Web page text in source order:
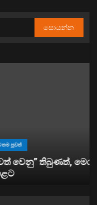
මත්ද්‍රව්‍ය භාවිතය